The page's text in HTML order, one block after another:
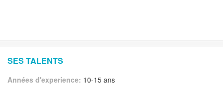
SES TALENTS
Années d'experience: 10-15 ans